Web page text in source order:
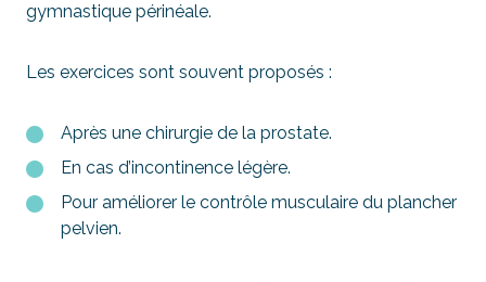
gymnastique périnéale.
Les exercices sont souvent proposés :
Après une chirurgie de la prostate.
En cas d’incontinence légère.
Pour améliorer le contrôle musculaire du plancher
pelvien.